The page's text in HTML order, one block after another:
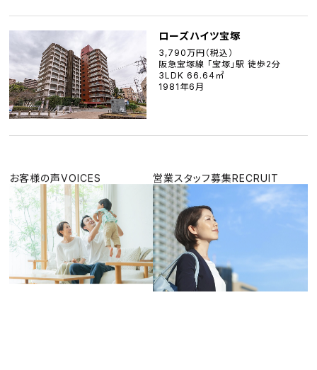
ローズハイツ宝塚
3,790万円（税込）
阪急宝塚線 「宝塚」駅 徒歩2分
3LDK 66.64㎡
1981年6月
お客様の声VOICES 営業スタッフ募集RECRUIT